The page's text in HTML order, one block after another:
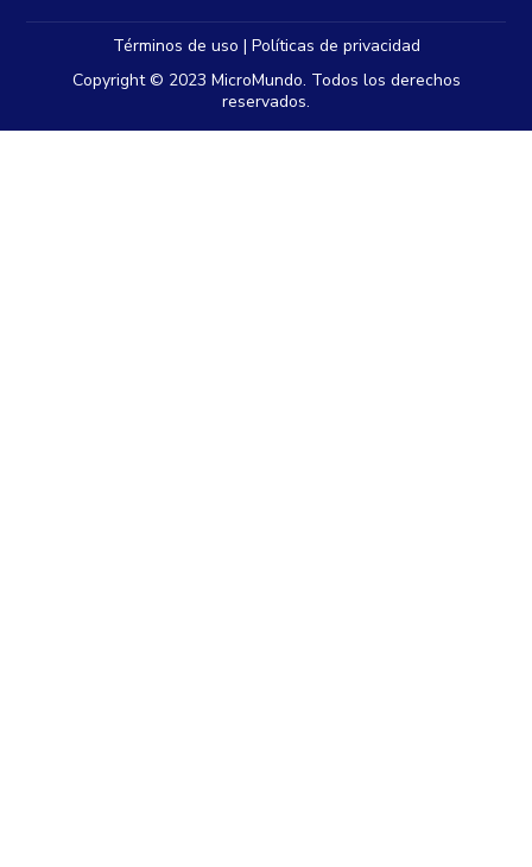
Términos de uso | Políticas de privacidad
Copyright © 2023 MicroMundo. Todos los derechos
reservados.